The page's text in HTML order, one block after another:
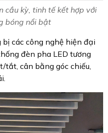
cầu kỳ, tinh tế kết hợp với
bóng nổi bật
bị các công nghệ hiện đại
đèn pha LED tương
cân bằng góc chiếu,